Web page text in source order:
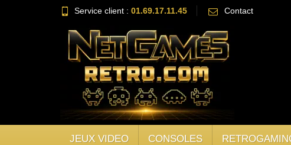
Service client : 01.69.17.11.45 Contact
JEUX VIDEO CONSOLES